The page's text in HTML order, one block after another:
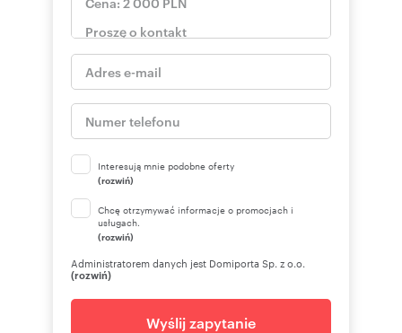
Interesują mnie podobne oferty
(rozwiń)
Chcę otrzymywać informacje o promocjach i
usługach.
(rozwiń)
Administratorem danych jest Domiporta Sp. z o.o.
(rozwiń)
Wyślij zapytanie